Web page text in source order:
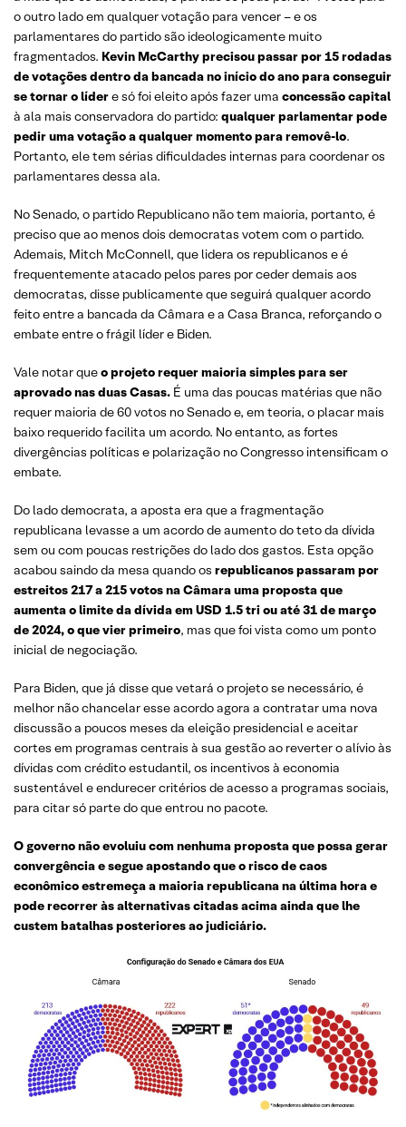
o outro lado em qualquer votação para vencer – e os
parlamentares do partido são ideologicamente muito
fragmentados. Kevin McCarthy precisou passar por 15 rodadas
de votações dentro da bancada no início do ano para conseguir
se tornar o lídere só foi eleito após fazer uma concessão capital
à ala mais conservadora do partido: qualquer parlamentar pode
pedir uma votação a qualquer momento para removê-lo.
Portanto, ele tem sérias dificuldades internas para coordenar os
parlamentares dessa ala.
No Senado, o partido Republicano não tem maioria, portanto, é
preciso que ao menos dois democratas votem com o partido.
Ademais, Mitch McConnell, que lidera os republicanos e é
frequentemente atacado pelos pares por ceder demais aos
democratas, disse publicamente que seguirá qualquer acordo
feito entre a bancada da Câmara e a Casa Branca, reforçando o
embate entre o frágil líder e Biden.
Vale notar queo projeto requer maioria simples para ser
aprovado nas duas Casas. É uma das poucas matérias que não
requer maioria de 60 votos no Senado e, em teoria, o placar mais
baixo requerido facilita um acordo. No entanto, as fortes
divergências políticas e polarização no Congresso intensificam o
embate.
Do lado democrata, a aposta era que a fragmentação
republicana levasse a um acordo de aumento do teto da dívida
sem ou com poucas restrições do lado dos gastos. Esta opção
acabou saindo da mesa quando os republicanos passaram por
estreitos 217 a 215 votos na Câmara uma proposta que
aumenta o limite da dívida em USD 1.5 tri ou até 31 de março
de 2024, o que vier primeiro, mas que foi vista como um ponto
inicial de negociação.
Para Biden, que já disse que vetará o projeto se necessário, é
melhor não chancelar esse acordo agora a contratar uma nova
discussão a poucos meses da eleição presidencial e aceitar
cortes em programas centrais à sua gestão ao reverter o alívio às
dívidas com crédito estudantil, os incentivos à economia
sustentável e endurecer critérios de acesso a programas sociais,
para citar só parte do que entrou no pacote.
O governo não evoluiu com nenhuma proposta que possa gerar
convergência e segue apostando que o risco de caos
econômico estremeça a maioria republicana na última hora e
pode recorrer às alternativas citadas acima ainda que lhe
custem batalhas posteriores ao judiciário.